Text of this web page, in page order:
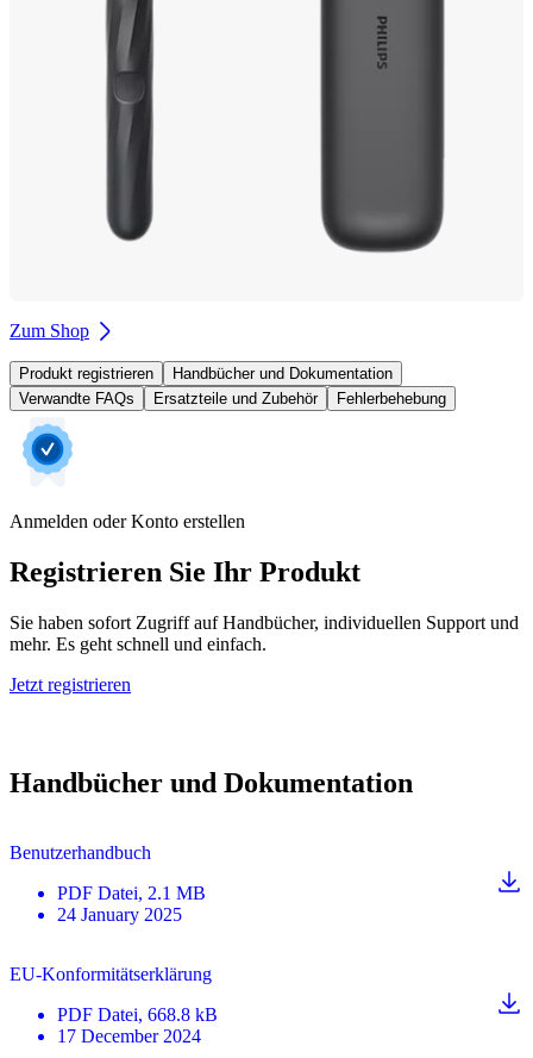
Zum Shop
Produkt registrieren
Handbücher und Dokumentation
Verwandte FAQs
Ersatzteile und Zubehör Fehlerbehebung
Anmelden oder Konto erstellen
Registrieren Sie Ihr Produkt
Sie haben sofort Zugriff auf Handbücher, individuellen Support und
mehr. Es geht schnell und einfach.
Jetzt registrieren
Handbücher und Dokumentation
Benutzerhandbuch
PDF Datei, 2.1 MB
24 January 2025
EU-Konformitätserklärung
PDF Datei, 668.8 kB
17 December 2024